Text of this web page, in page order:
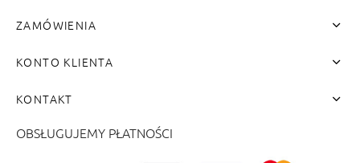
ZAMÓWIENIA
KONTO KLIENTA
KONTAKT
OBSŁUGUJEMY PŁATNOŚCI